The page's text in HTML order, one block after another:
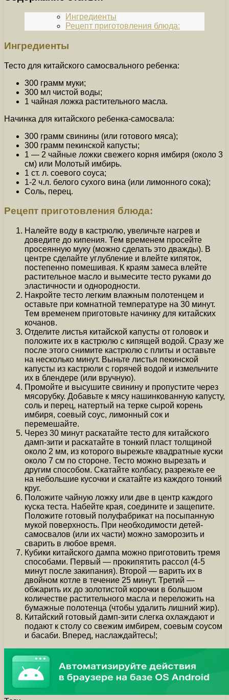
Ингредиенты
Рецепт приготовления блюда:
Ингредиенты
Тесто для китайского самосвального ребенка:
300 грамм муки;
300 мл чистой воды;
1 чайная ложка растительного масла.
Начинка для китайского ребенка-самосвала:
300 грамм свинины (или готового мяса);
300 грамм пекинской капусты;
1 — 2 чайные ложки свежего корня имбиря (около 3
см) или Молотый имбирь.
1 ст. л. соевого соуса;
1-2 ч.л. белого сухого вина (или лимонного сока);
Соль, перец.
Рецепт приготовления блюда:
Налейте воду в кастрюлю, увеличьте нагрев и
доведите до кипения. Тем временем просейте
просеянную муку (можно сделать это дважды). В
центре сделайте углубление и влейте кипяток,
постепенно помешивая. К краям замеса влейте
растительное масло и вымесите тесто руками до
эластичности и однородности.
Накройте тесто легким влажным полотенцем и
оставьте при комнатной температуре на 30 минут.
Тем временем приготовьте начинку для китайских
кочанов.
Отделите листья китайской капусты от головок и
положите их в кастрюлю с кипящей водой. Сразу же
после этого снимите кастрюлю с плиты и оставьте
на несколько минут. Выньте листья пекинской
капусты из кастрюли с горячей водой и измельчите
их в блендере (или вручную).
Промойте и высушите свинину и пропустите через
мясорубку. Добавьте к мясу нашинкованную капусту,
соль и перец, натертый на терке сырой корень
имбиря, соевый соус, лимонный сок и
перемешайте.
Через 30 минут раскатайте тесто для китайского
дамп-зити и раскатайте в тонкий пласт толщиной
около 2 мм, из которого вырежьте квадратные куски
около 7 см по стороне. Тесто можно вырезать и
другим способом. Скатайте колбасу, разрежьте ее
на небольшие кусочки и скатайте из каждого тонкий
круг.
Положите чайную ложку или две в центр каждого
куска теста. Набейте края, соедините и защепите.
Положите готовый полуфабрикат на посыпанную
мукой поверхность. При необходимости детей-
самосвалов (или их части) можно заморозить и
сварить в любое время.
Кубики китайского дампа можно приготовить тремя
способами. Первый — прокипятить рассол (4-5
минут после закипания). Второй — варить их в
двойном котле в течение 25 минут. Третий —
обжарить их до золотистой корочки в большом
количестве растительного масла и переложить на
бумажные полотенца (чтобы удалить лишний жир).
Китайский готовый дамп-зити слегка охлаждают и
подают к столу со свежим имбирем, соевым соусом
и басаби. Вперед, наслаждайтесь!;